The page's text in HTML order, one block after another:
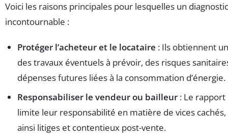
Voici les raisons principales pour lesquelles un
incontournable :
Protéger l’acheteur et le locataire : Ils obtiennent
des travaux éventuels à prévoir, des risques
dépenses futures liées à la consommation d’énergie.
Responsabiliser le vendeur ou bailleur : Le
limite leur responsabilité en matière de vices
ainsi litiges et contentieux post-vente.